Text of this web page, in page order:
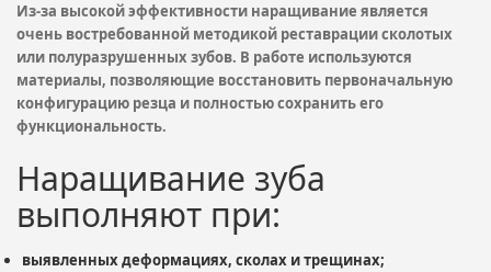
Из-за высокой эффективности наращивание является
очень востребованной методикой реставрации сколотых
или полуразрушенных зубов. В работе используются
материалы, позволяющие восстановить первоначальную
конфигурацию резца и полностью сохранить его
функциональность.
Наращивание зуба
выполняют при:
выявленных деформациях, сколах и трещинах;